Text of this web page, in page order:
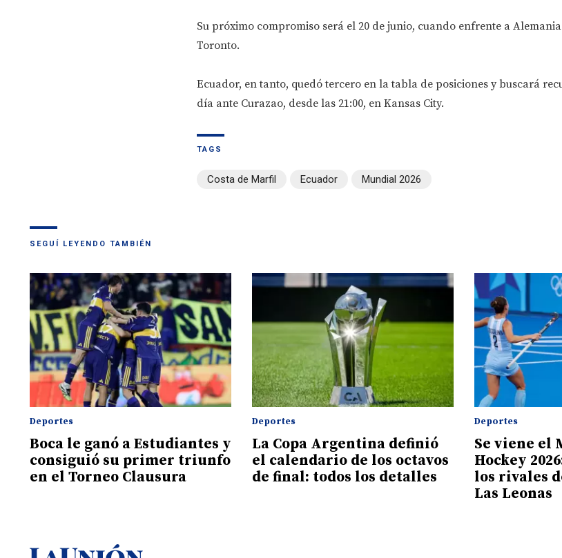
Su próximo compromiso será el 20 de junio, cuando enfrente a Alemania
Toronto.
Ecuador, en tanto, quedó tercero en la tabla de posiciones y buscará
día ante Curazao, desde las 21:00, en Kansas City.
TAGS
Costa de Marfil Ecuador Mundial 2026
SEGUÍ LEYENDO TAMBIÉN
Deportes
Boca le ganó a Estudiantes y
consiguió su primer triunfo
en el Torneo Clausura
Deportes
La Copa Argentina definió
el calendario de los octavos
de final: todos los detalles
Deportes
Se viene el
Hockey
los rivales
Las Leonas